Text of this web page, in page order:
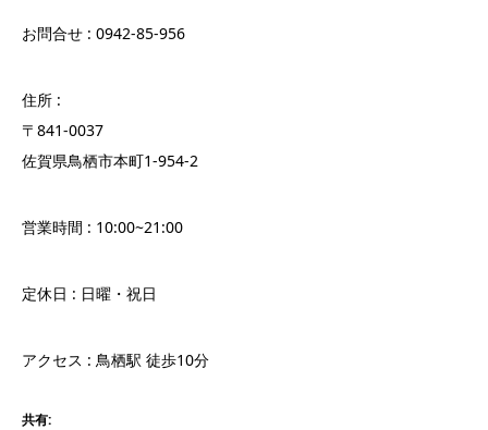
お問合せ : 0942-85-956
住所 :
〒841-0037
佐賀県鳥栖市本町1-954-2
営業時間 : 10:00~21:00
定休日 : 日曜・祝日
アクセス : 鳥栖駅 徒歩10分
共有: